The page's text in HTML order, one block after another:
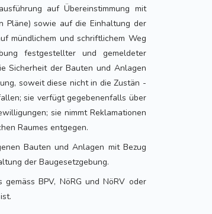
auf Übereinstimmung mit
Pläne) sowie auf die Einhaltung der
mündlichem und schriftlichem Weg
festgestellter und gemeldeter
Sicherheit der Bauten und Anlagen
soweit diese nicht in die Zustän -
sie verfügt gegebenenfalls über
sie nimmt Reklamationen
Raumes entgegen.
Bauten und Anlagen mit Bezug
der Baugesetzgebung.
BPV, NöRG und NöRV oder